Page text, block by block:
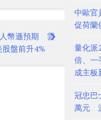
人幣遜預期 雲
盤前升4%
中歐官
促荷蘭
量化派
倍、一
成主板
冠忠巴
萬元